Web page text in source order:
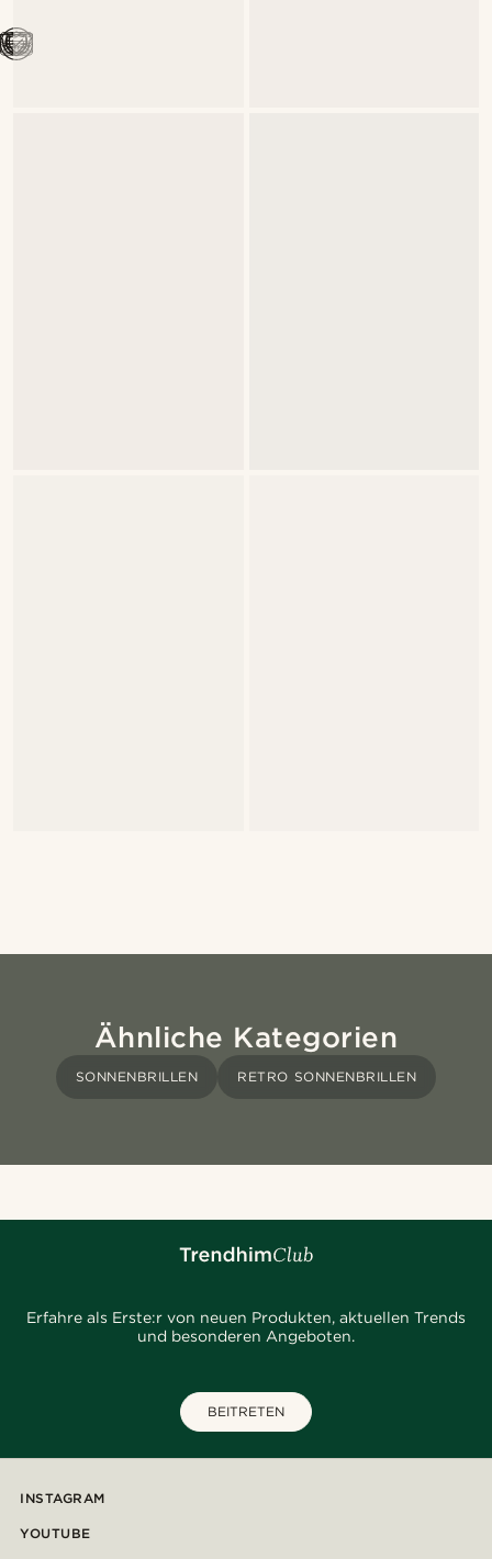
Ähnliche Kategorien
SONNENBRILLEN RETRO SONNENBRILLEN
Erfahre als Erste:r von neuen Produkten, aktuellen Trends
und besonderen Angeboten.
BEITRETEN
INSTAGRAM
YOUTUBE